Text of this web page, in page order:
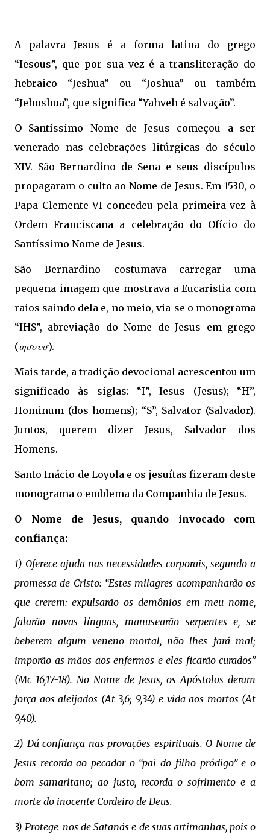
A palavra Jesus é a forma latina do grego
“Iesous”, que por sua vez é a transliteração do
hebraico “Jeshua” ou “Joshua” ou também
“Jehoshua”, que significa “Yahveh é salvação”.
O Santíssimo Nome de Jesus começou a ser
venerado nas celebrações litúrgicas do século
XIV. São Bernardino de Sena e seus discípulos
propagaram o culto ao Nome de Jesus. Em 1530, o
Papa Clemente VI concedeu pela primeira vez à
Ordem Franciscana a celebração do Ofício do
Santíssimo Nome de Jesus.
São Bernardino costumava carregar uma
pequena imagem que mostrava a Eucaristia com
raios saindo dela e, no meio, via-se o monograma
“IHS”, abreviação do Nome de Jesus em grego
(ιησουσ).
Mais tarde, a tradição devocional acrescentou um
significado às siglas: “I”, Iesus (Jesus); “H”,
Hominum (dos homens); “S”, Salvator (Salvador).
Juntos, querem dizer Jesus, Salvador dos
Homens.
Santo Inácio de Loyola e os jesuítas fizeram deste
monograma o emblema da Companhia de Jesus.
O Nome de Jesus, quando invocado com
confiança:
1) Oferece ajuda nas necessidades corporais, segundo a
promessa de Cristo: “Estes milagres acompanharão os
que crerem: expulsarão os demônios em meu nome,
falarão novas línguas, manusearão serpentes e, se
beberem algum veneno mortal, não lhes fará mal;
imporão as mãos aos enfermos e eles ficarão curados”
(Mc 16,17-18). No Nome de Jesus, os Apóstolos deram
força aos aleijados (At 3,6; 9,34) e vida aos mortos (At
9,40).
2) Dá confiança nas provações espirituais. O Nome de
Jesus recorda ao pecador o “pai do filho pródigo” e o
bom samaritano; ao justo, recorda o sofrimento e a
morte do inocente Cordeiro de Deus.
3) Protege-nos de Satanás e de suas artimanhas, pois o